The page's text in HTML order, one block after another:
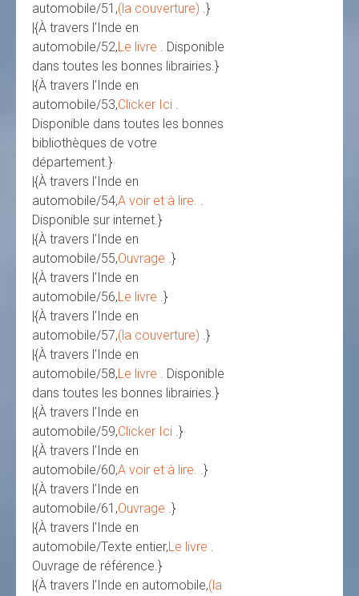
automobile/51,(la couverture) .}
|{À travers l’Inde en
automobile/52,Le livre . Disponible
dans toutes les bonnes librairies.}
|{À travers l’Inde en
automobile/53,Clicker Ici .
Disponible dans toutes les bonnes
bibliothèques de votre
département.}
|{À travers l’Inde en
automobile/54,A voir et à lire. .
Disponible sur internet.}
|{À travers l’Inde en
automobile/55,Ouvrage .}
|{À travers l’Inde en
automobile/56,Le livre .}
|{À travers l’Inde en
automobile/57,(la couverture) .}
|{À travers l’Inde en
automobile/58,Le livre . Disponible
dans toutes les bonnes librairies.}
|{À travers l’Inde en
automobile/59,Clicker Ici .}
|{À travers l’Inde en
automobile/60,A voir et à lire. .}
|{À travers l’Inde en
automobile/61,Ouvrage .}
|{À travers l’Inde en
automobile/Texte entier,Le livre .
Ouvrage de référence.}
|{À travers l’Inde en automobile,(la